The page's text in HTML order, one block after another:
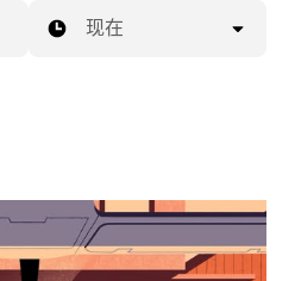
现在